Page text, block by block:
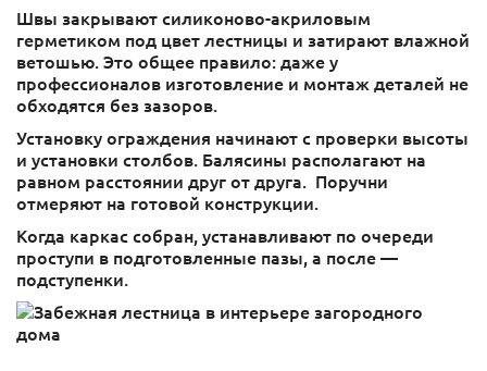
Швы закрывают силиконово-акриловым
герметиком под цвет лестницы и затирают влажной
ветошью. Это общее правило: даже у
профессионалов изготовление и монтаж деталей не
обходятся без зазоров.
Установку ограждения начинают с проверки высоты
и установки столбов. Балясины располагают на
равном расстоянии друг от друга. Поручни
отмеряют на готовой конструкции.
Когда каркас собран, устанавливают по очереди
проступи в подготовленные пазы, а после —
подступенки.